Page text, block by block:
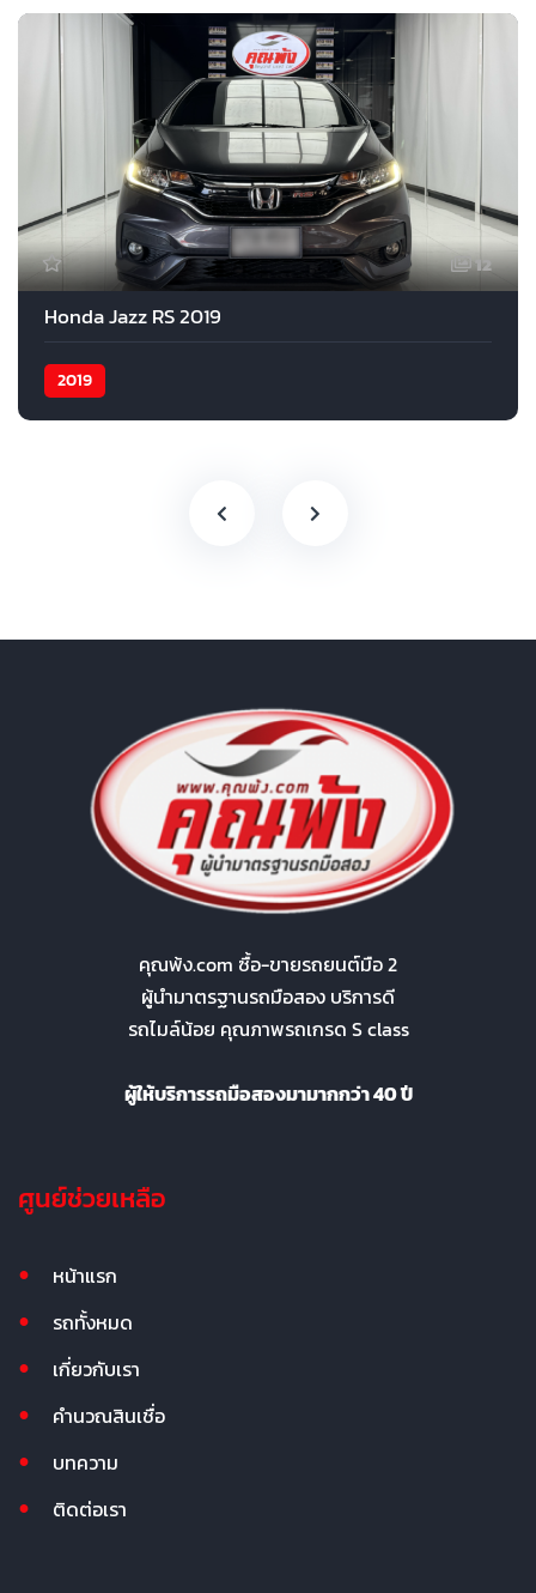
12
Honda Jazz RS 2019
2019
คุณพ้ง.com ซื้อ-ขายรถยนต์มือ 2
ผู้นำมาตรฐานรถมือสอง บริการดี
รถไมล์น้อย คุณภาพรถเกรด S class
ผู้ให้บริการรถมือสองมามากกว่า 40 ปี
ศูนย์ช่วยเหลือ
หน้าแรก
รถทั้งหมด
เกี่ยวกับเรา
คำนวณสินเชื่อ
บทความ
ติดต่อเรา